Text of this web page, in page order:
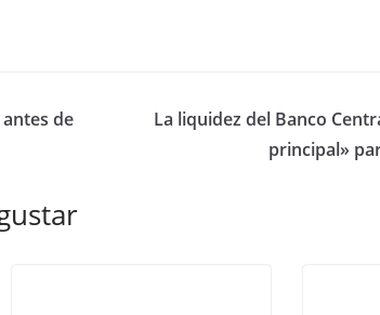
de
La liquidez del Banco
principal»